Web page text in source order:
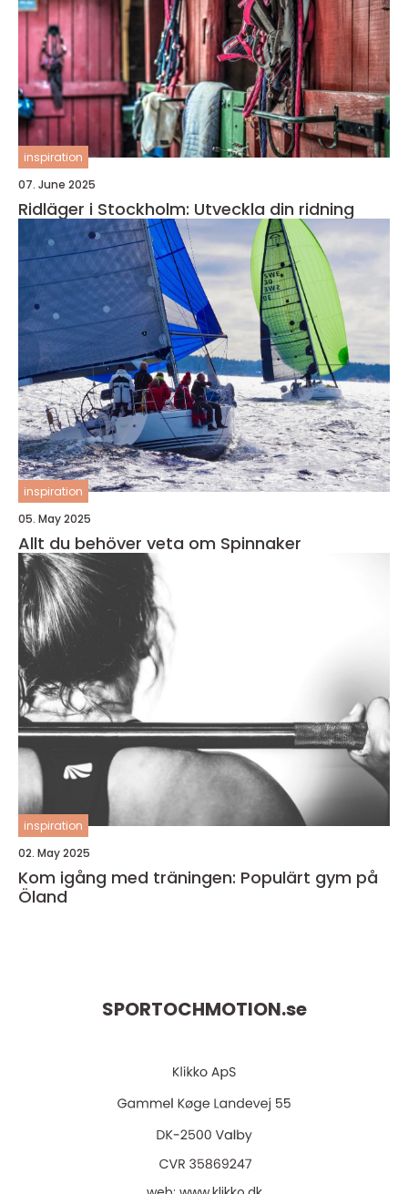
inspiration
07. June 2025
Ridläger i Stockholm: Utveckla din ridning
inspiration
05. May 2025
Allt du behöver veta om Spinnaker
inspiration
02. May 2025
Kom igång med träningen: Populärt gym på
Öland
SPORTOCHMOTION.se